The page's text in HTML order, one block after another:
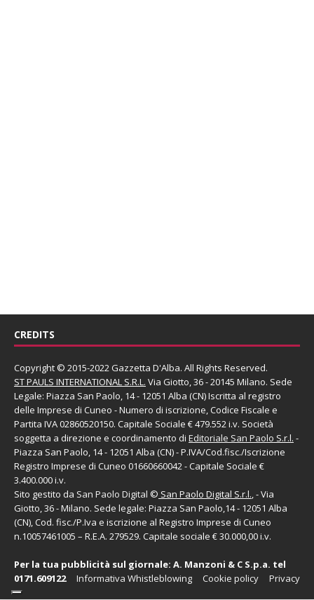
CREDITS
Copyright © 2015-2022 Gazzetta D'Alba. All Rights Reserved.
ST PAULS INTERNATIONAL S.R.L. Via Giotto, 36 - 20145 Milano. Sede
Legale: Piazza San Paolo, 14 - 12051 Alba (CN) Iscritta al registro
delle Imprese di Cuneo - Numero di iscrizione, Codice Fiscale e
Partita IVA 02860520150. Capitale Sociale € 479.552 i.v. Società
soggetta a direzione e coordinamento di Editoriale San Paolo S.r.l. -
Piazza San Paolo, 14 - 12051 Alba (CN) - P.IVA/Cod.fisc./Iscrizione
Registro Imprese di Cuneo 01660660042 - Capitale Sociale €
3.400.000 i.v.
Sito gestito da San Paolo Digital © San Paolo Digital S.r.l., - Via
Giotto, 36 - Milano. Sede legale: Piazza San Paolo,14 - 12051 Alba
(CN), Cod. fisc./P.Iva e iscrizione al Registro Imprese di Cuneo
n.10057461005 – R.E.A. 279529. Capitale sociale € 30.000,00 i.v.
Per la tua pubblicità sul giornale: A. Manzoni & C S.p.a. tel
0171.609122
Privacy
Cookie policy
Informativa Whistleblowing